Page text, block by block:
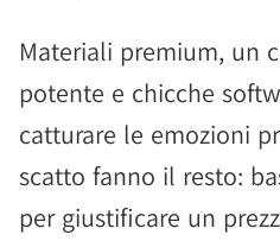
Materiali premium, un
potente e chicche
catturare le emozioni
scatto fanno il resto:
per giustificare un